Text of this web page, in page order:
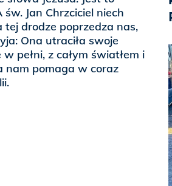
Jan Chrzciciel niech
drodze poprzedza nas,
Ona utraciła swoje
pełni, z całym światłem i
nam pomaga w coraz